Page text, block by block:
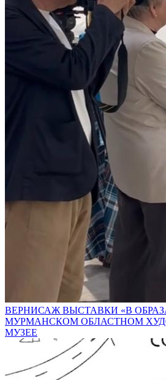
ВЕРНИСАЖ ВЫСТАВКИ «В
МУРМАНСКОМ ОБЛАСТНОМ
МУЗЕЕ